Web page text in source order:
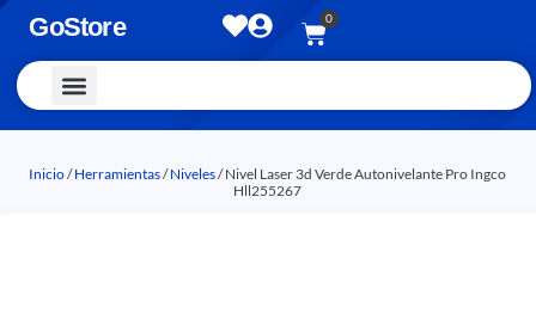
GoStore 0
Inicio/Herramientas/Niveles/ Nivel Laser 3d Verde Autonivelante Pro Ingco
Hll255267